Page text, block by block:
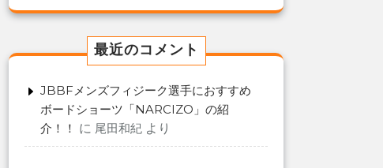
最近のコメント
JBBFメンズフィジーク選手におすすめ
ボードショーツ「NARCIZO」の紹
介！！ に 尾田和紀 より